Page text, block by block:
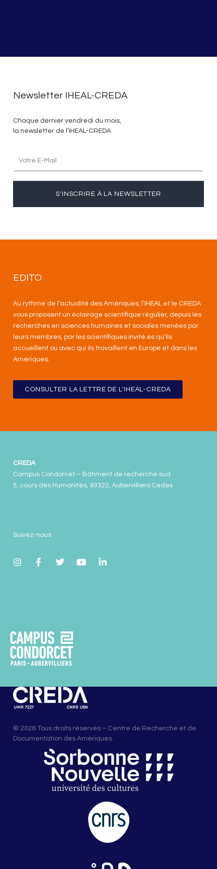
Newsletter IHEAL-CREDA
Chaque dernier vendredi du mois,
la newsletter de l’IHEAL-CREDA
S'INSCRIRE À LA NEWSLETTER
EDITO
Au rythme de l’actualité des Amériques, l’IHEAL et le CREDA
vous proposent un éclairage scientifique régulier, depuis les
recherches en sciences humaines et sociales menées par
leurs membres, par les scientifiques invité.es qu’ils
accueillent ou avec qui ils travaillent en Europe et dans les
Amériques.
CONSULTER LA LETTRE DE L'IHEAL-CREDA
© 2026 Tous droits réservés – Centre de Recherche et de
Documentation des Amériques.
CREDA
Campus Condorcet – Bâtiment de recherche sud
5, cours des Humanités, 93322, Aubervilliers Cedex
Suivez-nous